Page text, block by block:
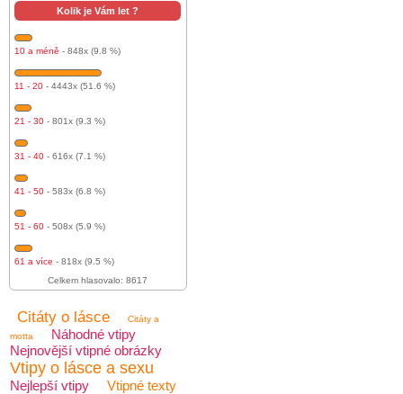
Kolik je Vám let ?
10 a méně - 848x (9.8 %)
11 - 20 - 4443x (51.6 %)
21 - 30 - 801x (9.3 %)
31 - 40 - 616x (7.1 %)
41 - 50 - 583x (6.8 %)
51 - 60 - 508x (5.9 %)
61 a více - 818x (9.5 %)
Celkem hlasovalo: 8617
Citáty o lásce
Citáty a
motta
Náhodné vtipy
Nejnovější vtipné obrázky
Vtipy o lásce a sexu
Nejlepší vtipy Vtipné texty